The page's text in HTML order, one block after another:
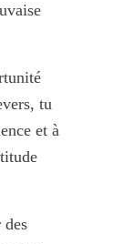
tu
et à
des